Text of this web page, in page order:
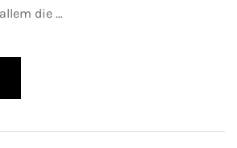
die …